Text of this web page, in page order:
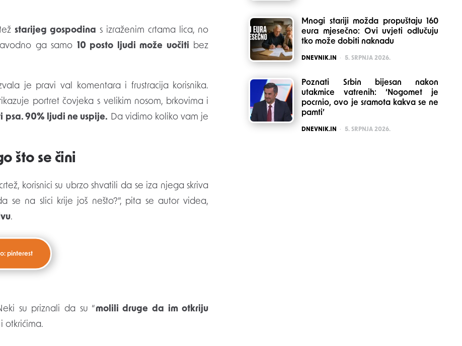
starijeg gospodina s izraženim crtama lica, no
ga samo 10 posto ljudi može uočiti bez
je pravi val komentara i frustracija korisnika.
portret čovjeka s velikim nosom, brkovima i
psa. 90% ljudi ne uspije. Da vidimo koliko vam je
što se čini
korisnici su ubrzo shvatili da se iza njega skriva
se na slici krije još nešto?”, pita se autor videa,
.
pinterest
su priznali da su “molili druge da im otkriju
otkrićima.
Mnogi stariji možda propuštaju 160
eura mjesečno: Ovi uvjeti odlučuju
tko može dobiti naknadu
POSTED
DNEVNIK.IN 5. SRPNJA 2026.
Poznati Srbin bijesan nakon
utakmice vatrenih: ‘Nogomet je
pocrnio, ovo je sramota kakva se ne
pamti’
POSTED
DNEVNIK.IN 5. SRPNJA 2026.